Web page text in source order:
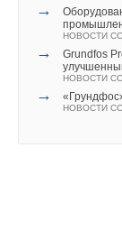
→
НОВОСТИ
→
Grundfos
НОВОСТИ
→
НОВОСТИ
→
Smart-
ЖУРНАЛ
История
ЖУРНАЛ